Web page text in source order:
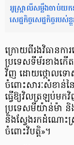
អូស្ត្រាលីសម្លឹងចាប់យក
សេដ្ឋកិច្ចសេដ្ឋកិច្ចរបស់ខ្
ក្រោយពីរងវិធានកា
ប្រទេសទីម័រខាងកើ
វិញ ដោយថ្កោលទោស
ចំពោះសារៈសំខាន់នៃ
ធ្វើឱ្យវិលត្រឡប់មក
ប្រទេសមីយ៉ាន់ម៉ា និ
និងស្វែងរកដំណោះ
ចំពោះវិបត្តិ»។